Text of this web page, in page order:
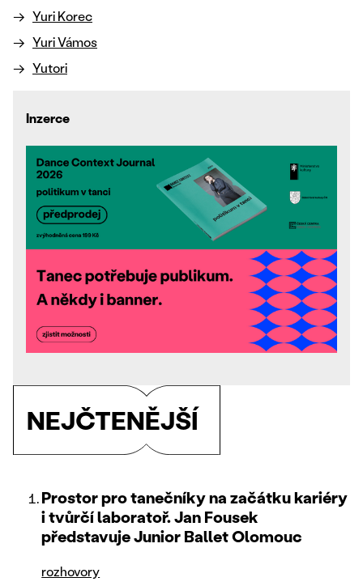
Yuri Korec
Yuri Vámos
Yutori
Inzerce
NEJČTENĚJŠÍ
Prostor pro tanečníky na začátku kariéry
i tvůrčí laboratoř. Jan Fousek
představuje Junior Ballet Olomouc
rozhovory